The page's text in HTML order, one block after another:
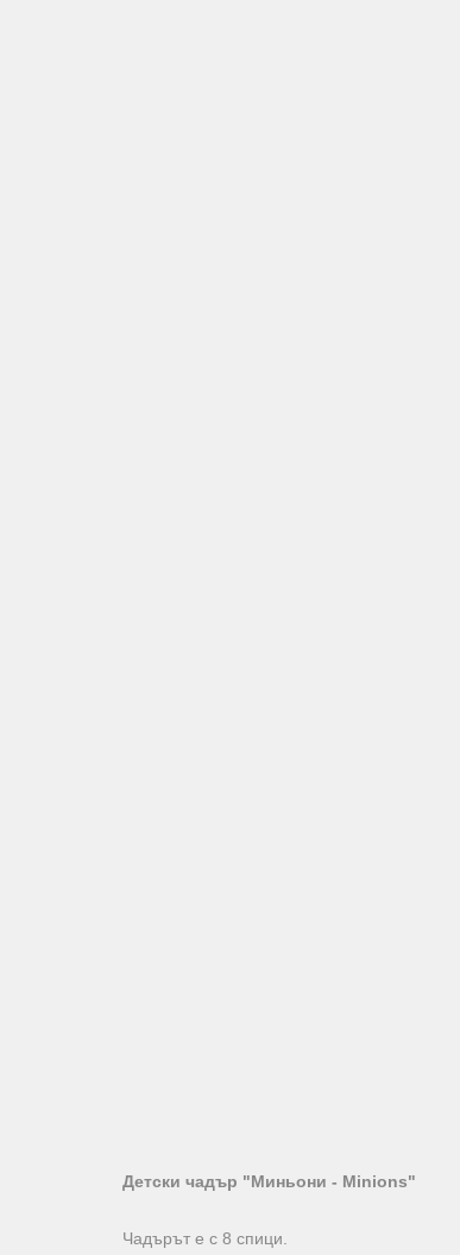
Детски чадър "Миньони - Minions"
Чадърът е с 8 спици.